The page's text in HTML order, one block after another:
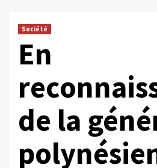
Société
En
de la